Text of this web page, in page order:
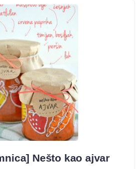
Nešto kao ajvar